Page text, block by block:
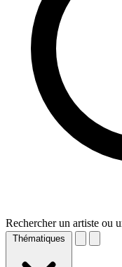
Rechercher un artiste ou
Thématiques